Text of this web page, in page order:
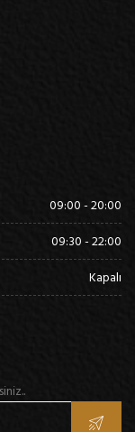
09:00 - 20:00
09:30 - 22:00
Kapalı